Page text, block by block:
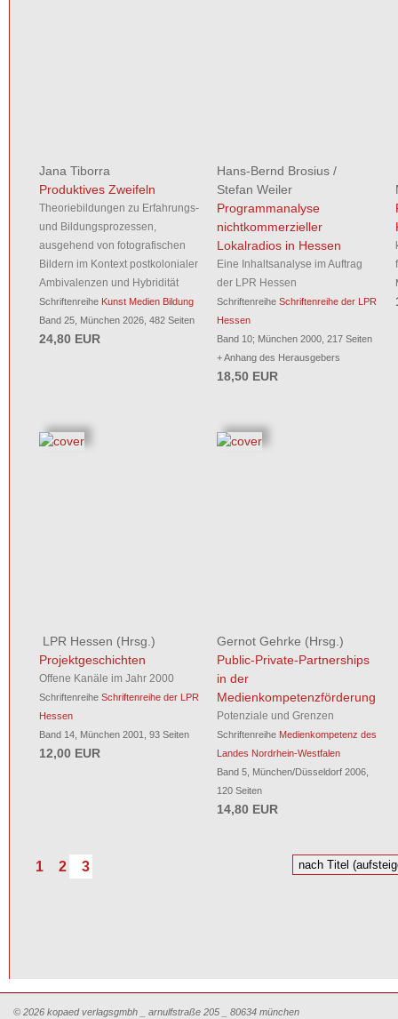
Jana Tiborra
Produktives Zweifeln
Theoriebildungen zu Erfahrungs-
und Bildungsprozessen,
ausgehend von fotografischen
Bildern im Kontext postkolonialer
Ambivalenzen und Hybridität
Schriftenreihe Kunst Medien Bildung
Band 25, München 2026, 482 Seiten
24,80 EUR
Hans-Bernd Brosius /
Stefan Weiler
Programmanalyse
nichtkommerzieller
Lokalradios in Hessen
Eine Inhaltsanalyse im Auftrag
der LPR Hessen
SchriftenreiheSchriftenreihe der LPR
Hessen
Band 10; München 2000, 217 Seiten
+ Anhang des Herausgebers
18,50 EUR
LPR Hessen (Hrsg.)
Projektgeschichten
Offene Kanäle im Jahr 2000
Schriftenreihe Schriftenreihe der LPR
Hessen
Band 14, München 2001, 93 Seiten
12,00 EUR
Gernot Gehrke (Hrsg.)
Public-Private-Partnerships
in der
Medienkompetenzförderung
Potenziale und Grenzen
Schriftenreihe Medienkompetenz des
Landes Nordrhein-Westfalen
Band 5, München/Düsseldorf 2006,
120 Seiten
14,80 EUR
1 2 3
© 2026 kopaed verlagsgmbh _ arnulfstraße 205 _ 80634 münchen